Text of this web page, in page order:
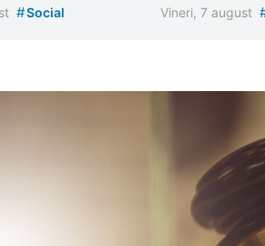
#Social Vineri, 7 august